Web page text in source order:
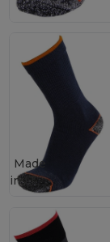
Made
in IT